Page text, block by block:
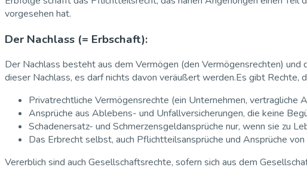
vorgesehen hat.
Der Nachlass (= Erbschaft):
Der Nachlass besteht aus dem Vermögen (den Vermögensrechten)
dieser Nachlass, es darf nichts davon veräußert werden.Es gibt
Privatrechtliche Vermögensrechte (ein Unternehmen, vertragliche
Ansprüche aus Ablebens- und Unfallversicherungen, die keine
Schadenersatz- und Schmerzensgeldansprüche nur, wenn sie zu
Das Erbrecht selbst, auch Pflichtteilsansprüche und Ansprüche
Vererblich sind auch Gesellschaftsrechte, sofern sich aus dem